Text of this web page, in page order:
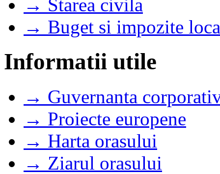
→ Starea civila
→ Buget si impozite
Informatii utile
→ Guvernanta
→ Proiecte europene
→ Harta orasului
→ Ziarul orasului